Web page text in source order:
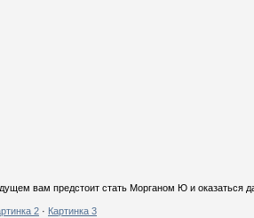
вам предстоит стать Морганом Ю и
2 · Картинка 3